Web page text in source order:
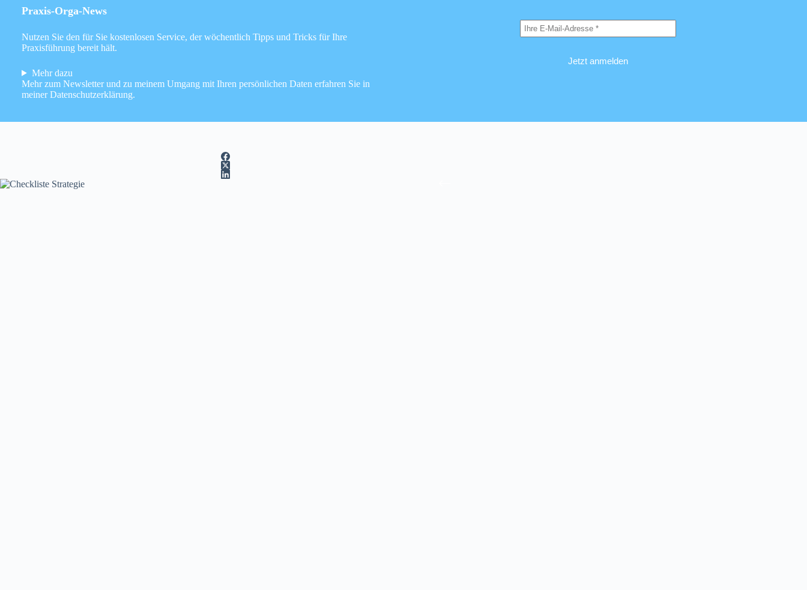
Praxis-Orga-News
Nutzen Sie den für Sie kostenlosen Service, der wöchentlich Tipps und Tricks für Ihre
Praxisführung bereit hält.
Mehr dazu
Mehr zum Newsletter und zu meinem Umgang mit Ihren persönlichen Daten erfahren Sie in
meinerDatenschutzerklärung.